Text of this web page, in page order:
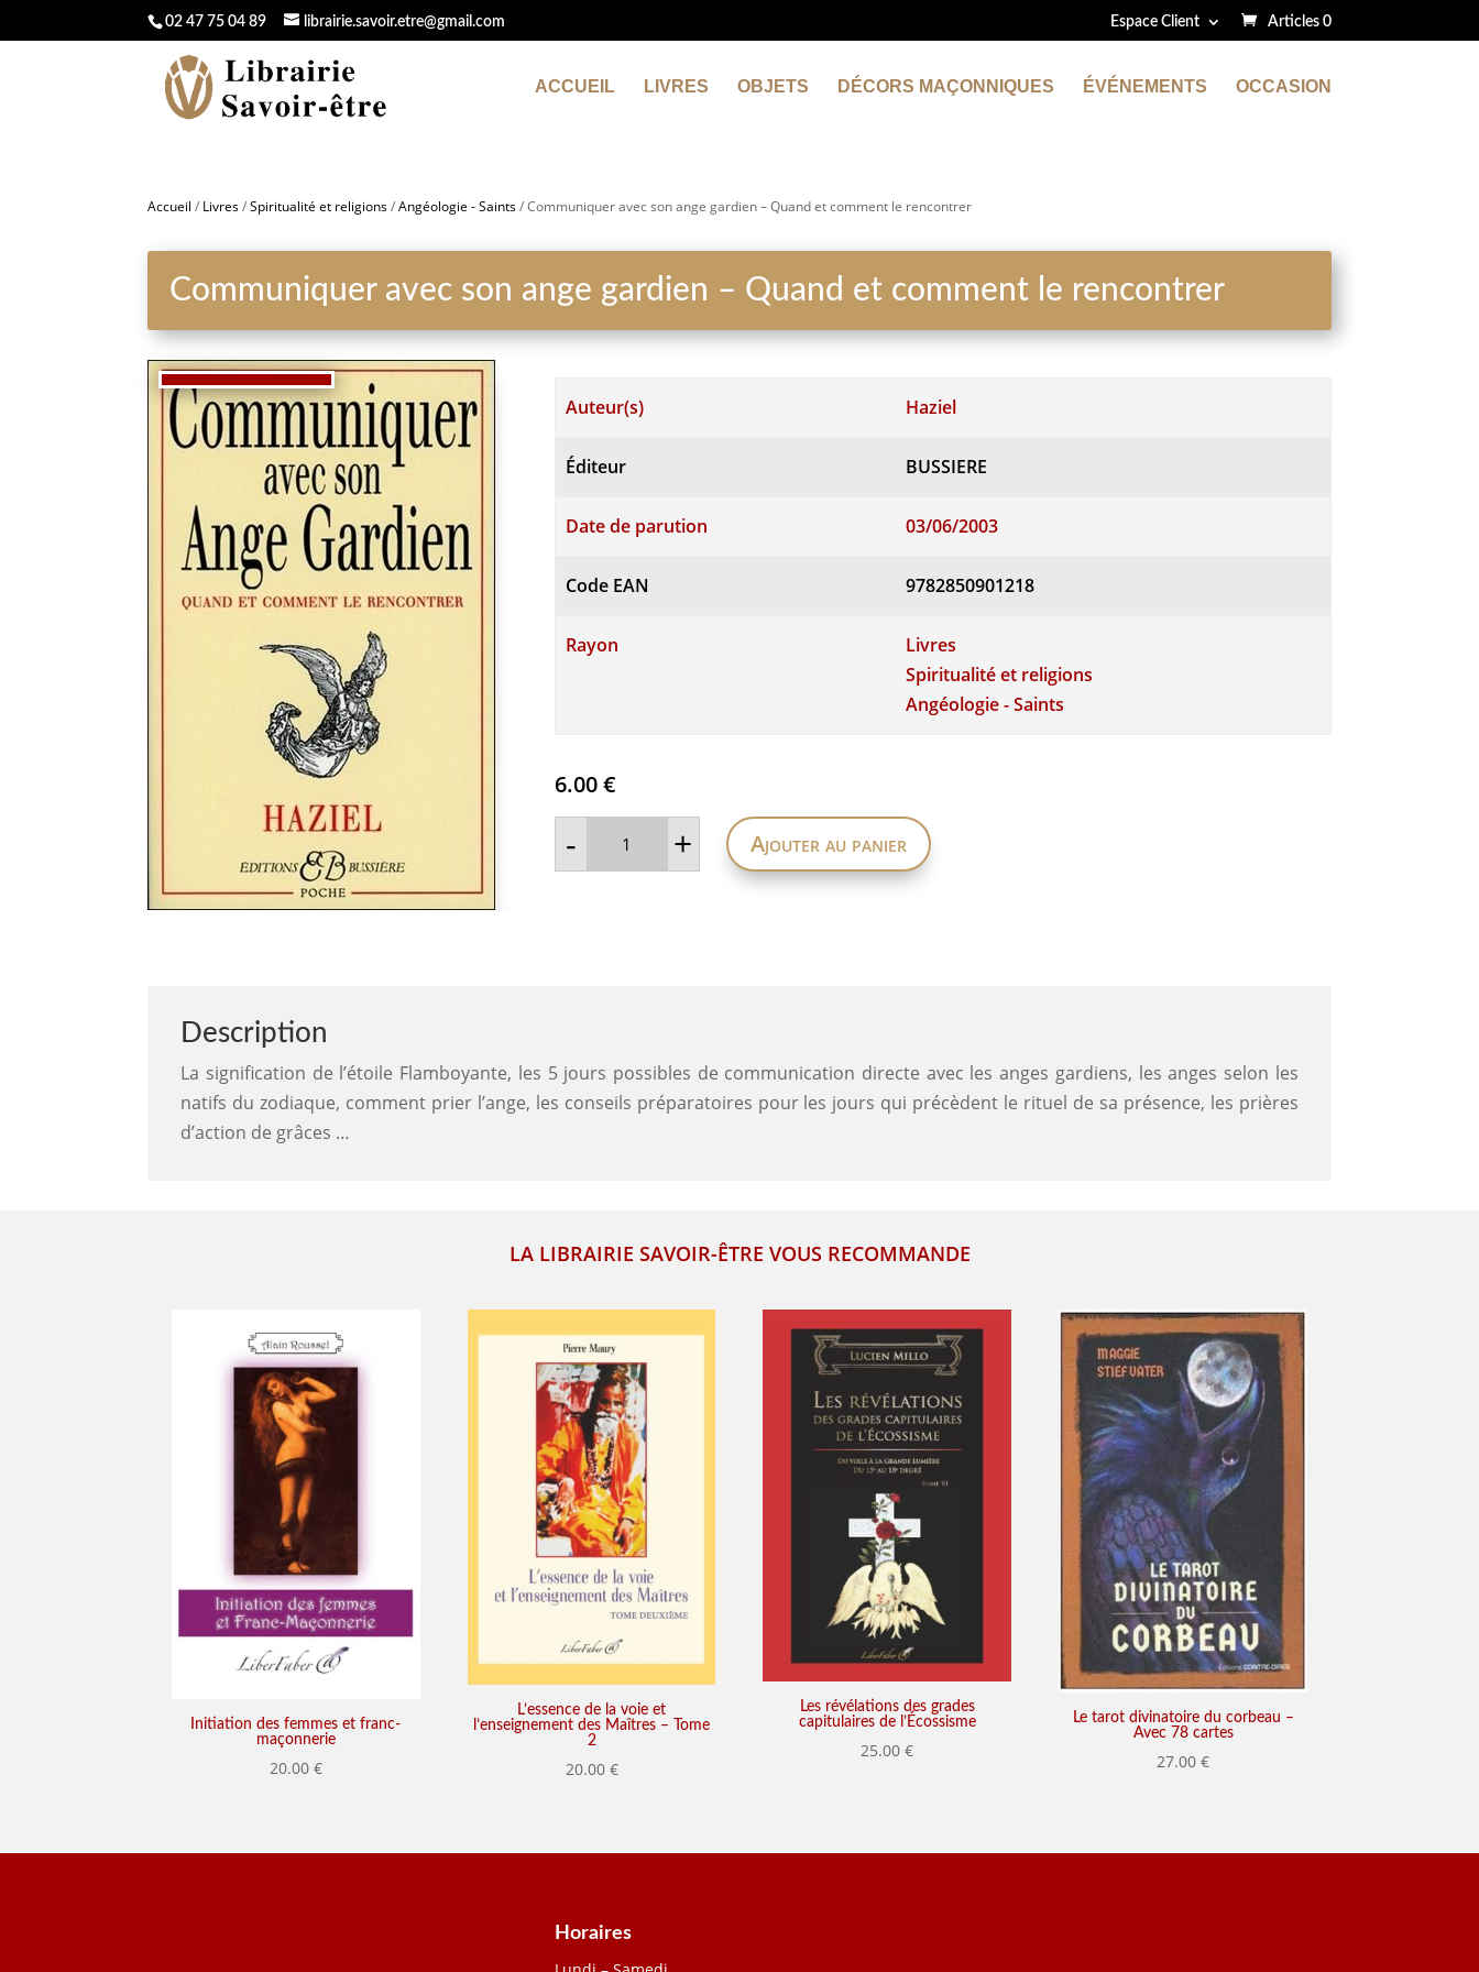
02 47 75 04 89 librairie.savoir.etre@gmail.com Espace Client Articles 0
ACCUEIL LIVRES OBJETS DÉCORS MAÇONNIQUES ÉVÉNEMENTS OCCASION
Accueil / Livres/Spiritualité et religions/Angéologie - Saints/ Communiquer avec son ange gardien – Quand et comment le rencontrer
Communiquer avec son ange gardien – Quand et comment le rencontrer
Auteur(s) Haziel
Éditeur BUSSIERE
Date de parution 03/06/2003
Code EAN 9782850901218
Rayon
Livres
Spiritualité et religions
Angéologie - Saints
6.00€
- quantité
Communiquer
avec
+ Ajouter au panier
Description
La signification de l’étoile Flamboyante, les 5 jours possibles de communication directe avec les anges gardiens, les anges selon les
natifs du zodiaque, comment prier l’ange, les conseils préparatoires pour les jours qui précèdent le rituel de sa présence, les prières
d’action de grâces …
LA LIBRAIRIE SAVOIR-ÊTRE VOUS RECOMMANDE
Initiation des femmes et franc-
maçonnerie
20.00 €
L’essence de la voie et
l’enseignement des Maîtres – Tome
2
20.00 €
Les révélations des grades
capitulaires de l’Écossisme
25.00€
Le tarot divinatoire du corbeau –
Avec 78 cartes
27.00€
Horaires